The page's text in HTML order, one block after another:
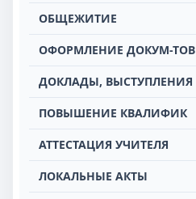
ОБЩЕЖИТИЕ
ОФОРМЛЕНИЕ ДОКУМ-ТОВ
ДОКЛАДЫ, ВЫСТУПЛЕНИЯ
ПОВЫШЕНИЕ КВАЛИФИК
АТТЕСТАЦИЯ УЧИТЕЛЯ
ЛОКАЛЬНЫЕ АКТЫ